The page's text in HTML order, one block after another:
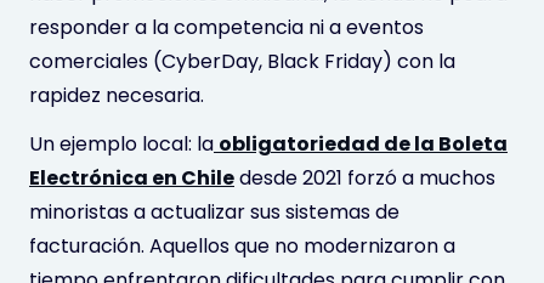
responder a la competencia ni a eventos
comerciales (CyberDay, Black Friday) con la
rapidez necesaria.
Un ejemplo local: la obligatoriedad de la Boleta
Electrónica en Chiledesde 2021 forzó a muchos
minoristas a actualizar sus sistemas de
facturación. Aquellos que no modernizaron a